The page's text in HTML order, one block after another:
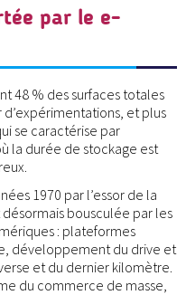
par le e-
48 % des surfaces totales
et plus
se caractérise par
la durée de stockage est
1970 par l’essor de la
bousculée par les
: plateformes
développement du drive et
et du dernier kilomètre.
du commerce de masse,